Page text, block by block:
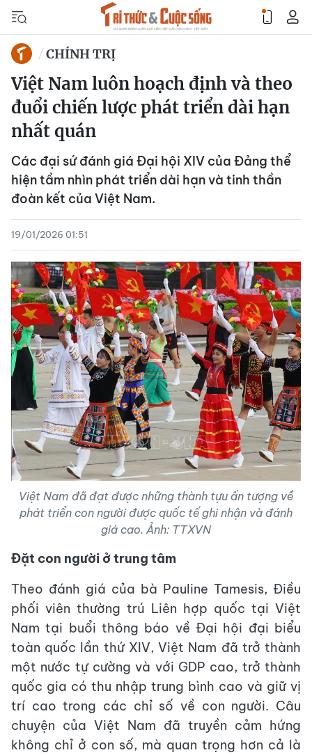
CHÍNH TRỊ
Việt Nam luôn hoạch định và theo
đuổi chiến lược phát triển dài hạn
nhất quán
Các đại sứ đánh giá Đại hội XIV của Đảng thể
hiện tầm nhìn phát triển dài hạn và tinh thần
đoàn kết của Việt Nam.
19/01/2026 01:51
Việt Nam đã đạt được những thành tựu ấn tượng về
phát triển con người được quốc tế ghi nhận và đánh
giá cao. Ảnh: TTXVN
Đặt con người ở trung tâm
Theo đánh giá của bà Pauline Tamesis, Điều
phối viên thường trú Liên hợp quốc tại Việt
Nam tại buổi thông báo về Đại hội đại biểu
toàn quốc lần thứ XIV, Việt Nam đã trở thành
một nước tự cường và với GDP cao, trở thành
quốc gia có thu nhập trung bình cao và giữ vị
trí cao trong các chỉ số về con người. Câu
chuyện của Việt Nam đã truyền cảm hứng
không chỉ ở con số, mà quan trọng hơn cả là